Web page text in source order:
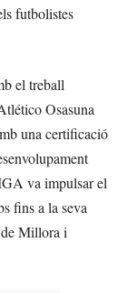
futbolistes
el treball
Osasuna
una certificació
va impulsar el
fins a la seva
de Millora i